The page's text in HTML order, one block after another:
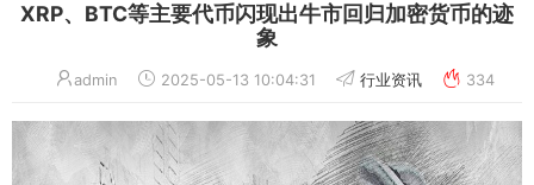
XRP、BTC等主要代币闪现出牛市回归加密货币的迹
象
admin 2025-05-13 10:04:31 行业资讯 334